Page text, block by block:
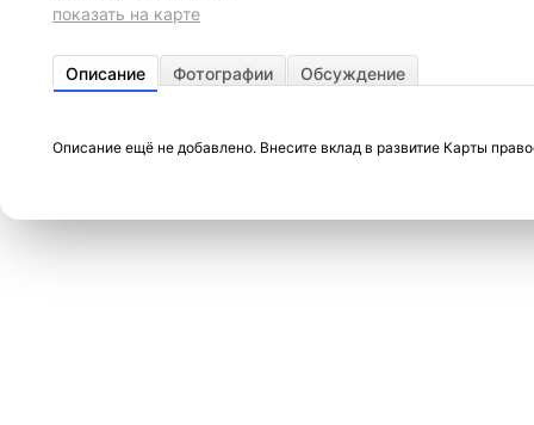
показать на карте
Описание Фотографии Обсуждение
Описание ещё не добавлено. Внесите вклад в развитие Карты